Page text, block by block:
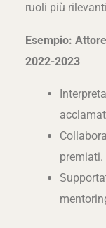
ruoli più
Esempio:
2022-2023
premiati.